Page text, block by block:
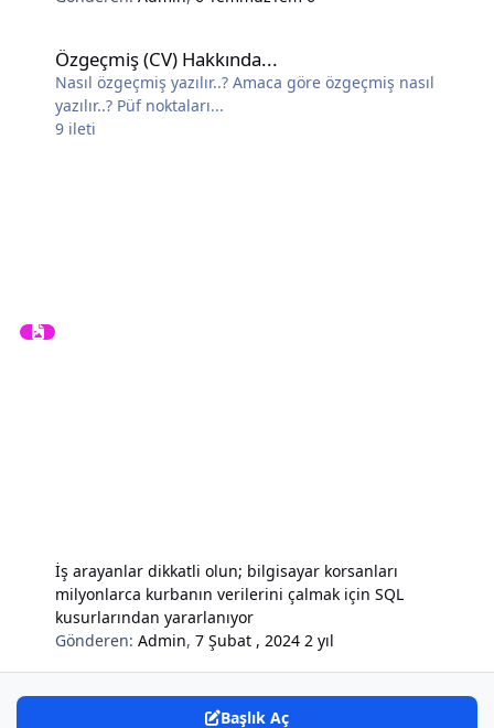
Özgeçmiş (CV) Hakkında...
Nasıl özgeçmiş yazılır..? Amaca göre özgeçmiş nasıl
yazılır..? Püf noktaları...
9 ileti
İş arayanlar dikkatli olun; bilgisayar korsanları
milyonlarca kurbanın verilerini çalmak için SQL
kusurlarından yararlanıyor
Gönderen:Admin,7 Şubat , 2024 2 yıl
Başlık Aç